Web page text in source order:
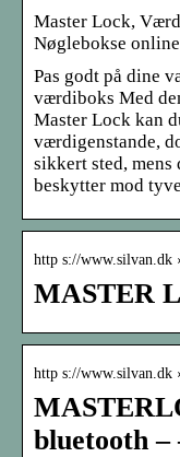
Master Lock,
Nøglebokse
Pas godt på dine
værdiboks Med
Master Lock kan
værdigenstande,
sikkert sted, mens
beskytter mod
http s://www.silvan.dk
MASTER
http s://www.silvan.dk
bluetooth –